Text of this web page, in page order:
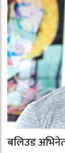
बलिउड